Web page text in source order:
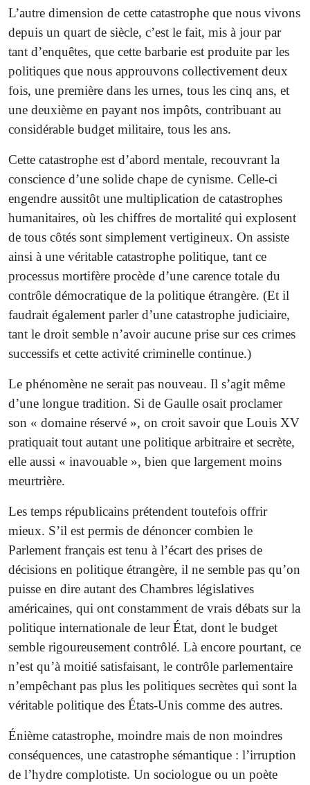
L’autre dimension de cette catastrophe que nous vivons
depuis un quart de siècle, c’est le fait, mis à jour par
tant d’enquêtes, que cette barbarie est produite par les
politiques que nous approuvons collectivement deux
fois, une première dans les urnes, tous les cinq ans, et
une deuxième en payant nos impôts, contribuant au
considérable budget militaire, tous les ans.
Cette catastrophe est d’abord mentale, recouvrant la
conscience d’une solide chape de cynisme. Celle-ci
engendre aussitôt une multiplication de catastrophes
humanitaires, où les chiffres de mortalité qui explosent
de tous côtés sont simplement vertigineux. On assiste
ainsi à une véritable catastrophe politique, tant ce
processus mortifère procède d’une carence totale du
contrôle démocratique de la politique étrangère. (Et il
faudrait également parler d’une catastrophe judiciaire,
tant le droit semble n’avoir aucune prise sur ces crimes
successifs et cette activité criminelle continue.)
Le phénomène ne serait pas nouveau. Il s’agit même
d’une longue tradition. Si de Gaulle osait proclamer
son « domaine réservé », on croit savoir que Louis XV
pratiquait tout autant une politique arbitraire et secrète,
elle aussi « inavouable », bien que largement moins
meurtrière.
Les temps républicains prétendent toutefois offrir
mieux. S’il est permis de dénoncer combien le
Parlement français est tenu à l’écart des prises de
décisions en politique étrangère, il ne semble pas qu’on
puisse en dire autant des Chambres législatives
américaines, qui ont constamment de vrais débats sur la
politique internationale de leur État, dont le budget
semble rigoureusement contrôlé. Là encore pourtant, ce
n’est qu’à moitié satisfaisant, le contrôle parlementaire
n’empêchant pas plus les politiques secrètes qui sont la
véritable politique des États-Unis comme des autres.
Énième catastrophe, moindre mais de non moindres
conséquences, une catastrophe sémantique : l’irruption
de l’hydre complotiste. Un sociologue ou un poète